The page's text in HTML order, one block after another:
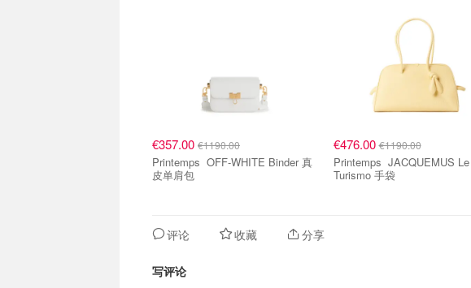
€357.00 €1190.00
Printemps OFF-WHITE Binder 真
皮单肩包
€476.00€1190.00
Printemps JACQUEMUS Le
Turismo 手袋
评论 收藏 分享
写评论